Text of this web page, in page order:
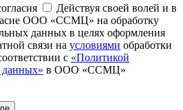
Действуя своей волей и в
ООО «ССМЦ» на обработку
данных в целях оформления
связи на условиями обработки
с «Политикой
данных» в ООО «ССМЦ»